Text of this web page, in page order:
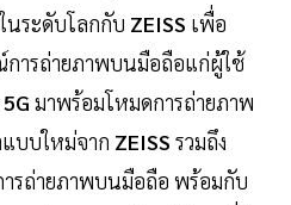
นระดับโลกกับ ZEISS เพื่อ
การถ่ายภาพบนมือถือแก่ผู้ใช้
มาพร้อมโหมดการถ่ายภาพ
บบใหม่จาก ZEISS รวมถึง
รถ่ายภาพบนมือถือ พร้อมกับ